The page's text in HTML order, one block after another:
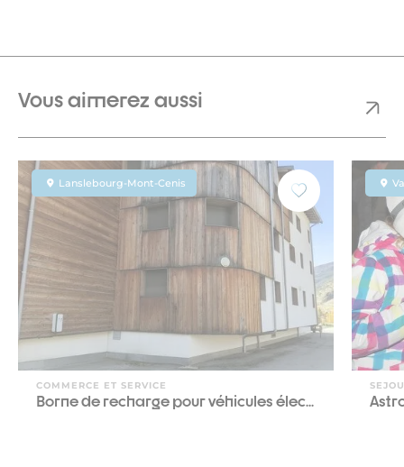
Vous aimerez aussi
Lanslebourg-Mont-Cenis
COMMERCE ET SERVICE
Borne de recharge pour véhicules élec...